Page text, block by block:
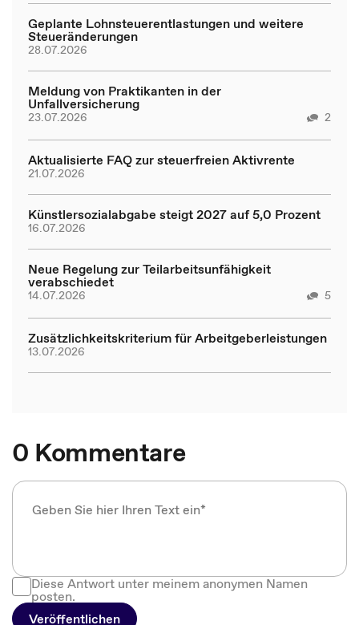
Geplante Lohnsteuerentlastungen und weitere
Steueränderungen
28.07.2026
Meldung von Praktikanten in der
Unfallversicherung
23.07.2026 2
Aktualisierte FAQ zur steuerfreien Aktivrente
21.07.2026
Künstlersozialabgabe steigt 2027 auf 5,0 Prozent
16.07.2026
Neue Regelung zur Teilarbeitsunfähigkeit
verabschiedet
14.07.2026 5
Zusätzlichkeitskriterium für Arbeitgeberleistungen
13.07.2026
0 Kommentare
Diese Antwort unter meinem anonymen Namen
posten.
Veröffentlichen